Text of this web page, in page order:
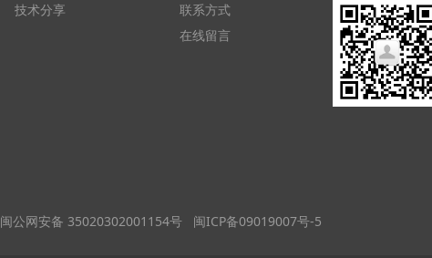
技术分享
联系方式
在线留言
闽公网安备 35020302001154号 闽ICP备09019007号-5